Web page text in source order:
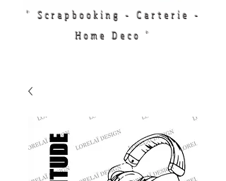
" Scrapbooking - Carterie -
Home Deco "